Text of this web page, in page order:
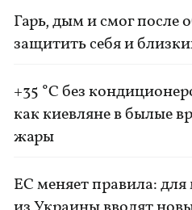
Гарь, дым и смог после
защитить себя и
+35 °C без
как киевляне в былые
жары
ЕС меняет правила: